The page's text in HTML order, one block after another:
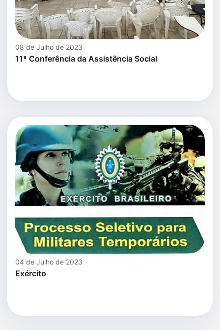
08 de Julho de 2023
11ª Conferência da Assistência Social
04 de Julho de 2023
Exército